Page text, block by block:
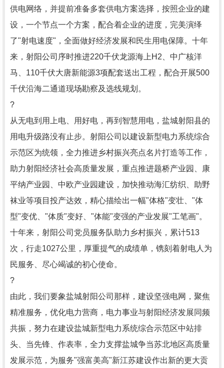
供电网络，并提前准备多套供电方案选择，按照企业的建
设，一个节点一个方案，配合着企业的进度，完美演绎
了"射电速度"，全面做好经济发展和民生用电保障。十年
来，射阳公司序时推进220千伏龙源海上H2、中广核洋
马、110千伏大唐新能源3项配套送出工程，配合开展500
千伏沿海二通道现场勘察及选线规划。
?
从无电到用上电、用好电，再到智慧用电，盐城射阳县的
用电升级路没有止步。射阳公司以建设新型电力系统综合
示范区为统领，全力推进乡村振兴亮点名片打造等工作，
助力射阳经济社会高质量发展，重点推进题桥产业园、康
平纳产业园、中欧产业园建设，加快推动海汇纺织、助野
袜业等项目投产达效，精心描绘出一幅"体格"变壮、"体
型"变优、"体质"变好、"体能"变强的产业发展"工笔画"。
十年来，射阳公司党员服务队助力乡村振兴，累计513
次，行走1027公里，厚重提气的成绩单，镌刻着射电人为
民服务、尽心竭诚的初心使命。
?
由此，我们要象盐城射阳公司那样，建设坚强电网，聚焦
精准服务，优化电力营商，电力事业与射阳经济发展同频
共振，努力在建设盐城新型电力系统综合示范区中站排
头、当先锋、作表率，全力支撑盐城争当苏北地区高质量
发展示范，为服务"强富美高"新江苏建设作出新的更大贡